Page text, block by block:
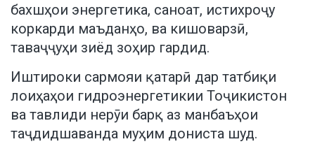
бахшҳои энергетика, саноат, истихроҷу
коркарди маъданҳо, ва кишоварзӣ,
таваҷҷуҳи зиёд зоҳир гардид.
Иштироки сармояи қатарӣ дар татбиқи
лоиҳаҳои гидроэнергетикии Тоҷикистон
ва тавлиди нерӯи барқ аз манбаъҳои
таҷдидшаванда муҳим дониста шуд.